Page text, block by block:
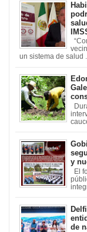
un sistema de salud ...
y
El
de